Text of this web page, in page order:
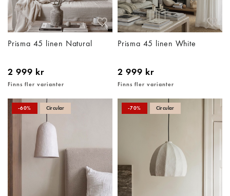
Prisma 45 linen Natural
2 999 kr
Finns fler varianter
Prisma 45 linen White
2 999 kr
Finns fler varianter
-60% Circular -70% Circular